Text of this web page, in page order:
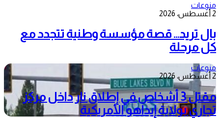
منوعات
2 أغسطس، 2026
بال تريد… قصة مؤسسة وطنية تتجدد مع
كل مرحلة
منوعات
2 أغسطس، 2026
مقتل 3 أشخاص في إطلاق نار داخل مركز
تجاري بولاية إيداهو الأمريكية